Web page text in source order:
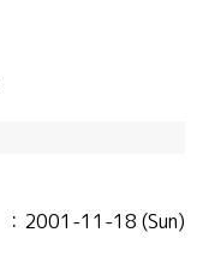
：2001-11-18 (Sun)